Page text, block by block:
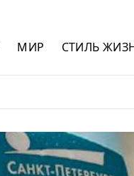
МИР СТИЛЬ